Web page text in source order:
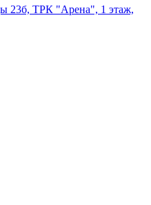
23б, ТРК "Арена", 1 этаж,